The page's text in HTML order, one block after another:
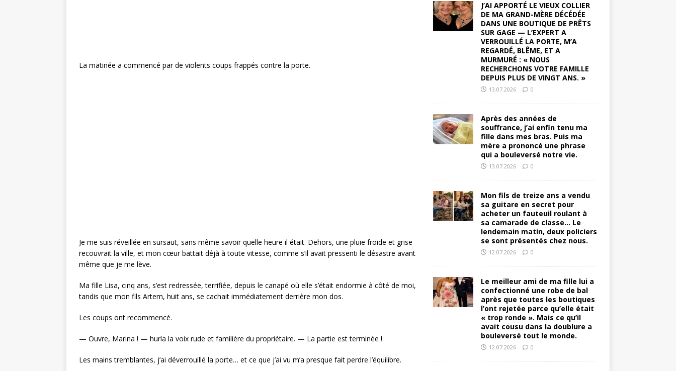
La matinée a commencé par de violents coups frappés contre la porte.
Je me suis réveillée en sursaut, sans même savoir quelle heure il était. Dehors, une pluie froide et grise
recouvrait la ville, et mon cœur battait déjà à toute vitesse, comme s’il avait pressenti le désastre avant
même que je me lève.
Ma fille Lisa, cinq ans, s’est redressée, terrifiée, depuis le canapé où elle s’était endormie à côté de moi,
tandis que mon fils Artem, huit ans, se cachait immédiatement derrière mon dos.
Les coups ont recommencé.
— Ouvre, Marina ! — hurla la voix rude et familière du propriétaire. — La partie est terminée !
Les mains tremblantes, j’ai déverrouillé la porte… et ce que j’ai vu m’a presque fait perdre l’équilibre.
J’AI APPORTÉ LE VIEUX COLLIER
DE MA GRAND-MÈRE DÉCÉDÉE
DANS UNE BOUTIQUE DE PRÊTS
SUR GAGE — L’EXPERT A
VERROUILLÉ LA PORTE, M’A
REGARDÉ, BLÊME, ET A
MURMURÉ : « NOUS
RECHERCHONS VOTRE FAMILLE
DEPUIS PLUS DE VINGT ANS. »
13.07.2026 0
Après des années de
souffrance, j’ai enfin tenu ma
fille dans mes bras. Puis ma
mère a prononcé une phrase
qui a bouleversé notre vie.
13.07.2026 0
Mon fils de treize ans a vendu
sa guitare en secret pour
acheter un fauteuil roulant à
sa camarade de classe… Le
lendemain matin, deux policiers
se sont présentés chez nous.
12.07.2026 0
Le meilleur ami de ma fille lui a
confectionné une robe de bal
après que toutes les boutiques
l’ont rejetée parce qu’elle était
« trop ronde ». Mais ce qu’il
avait cousu dans la doublure a
bouleversé tout le monde.
12.07.2026 0